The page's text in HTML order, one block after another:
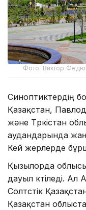
Фото: Виктор
Синоптиктердің
Қазақстан,
және Түркістан
аудандарында
Кей жерлерде
Қызылорда
дауыл күтіледі.
Солтүстік
Қазақстан